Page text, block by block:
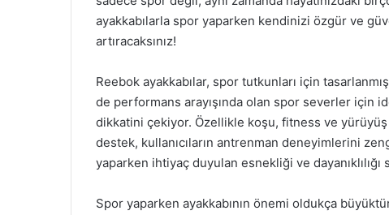
ayakkabılarla spor yaparken kendinizi özgür ve
artıracaksınız!
Reebok ayakkabılar, spor tutkunları için
de performans arayışında olan spor severler için
dikkatini çekiyor. Özellikle koşu, fitness ve
destek, kullanıcıların antrenman deneyimlerini
yaparken ihtiyaç duyulan esnekliği ve dayanıklılığı
Spor yaparken ayakkabının önemi oldukça